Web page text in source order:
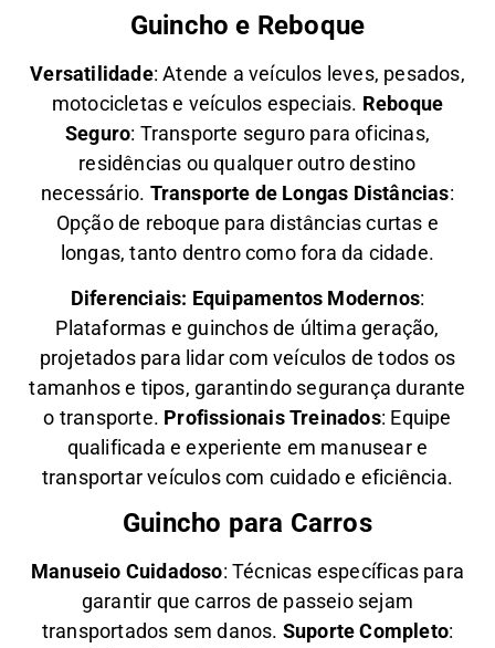
Guincho e Reboque
Versatilidade:Atende a veículos leves, pesados,
motocicletas e veículos especiais. Reboque
Seguro: Transporte seguro para oficinas,
residências ou qualquer outro destino
necessário. Transporte de Longas Distâncias:
Opção de reboque para distâncias curtas e
longas, tanto dentro como fora da cidade.
Diferenciais: Equipamentos Modernos:
Plataformas e guinchos de última geração,
projetados para lidar com veículos de todos os
tamanhos e tipos, garantindo segurança durante
o transporte. Profissionais Treinados: Equipe
qualificada e experiente em manusear e
transportar veículos com cuidado e eficiência.
Guincho para Carros
Manuseio Cuidadoso: Técnicas específicas para
garantir que carros de passeio sejam
transportados sem danos. Suporte Completo: